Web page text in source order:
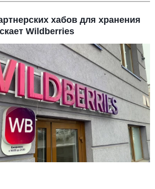
хабов для хранения
Wildberries